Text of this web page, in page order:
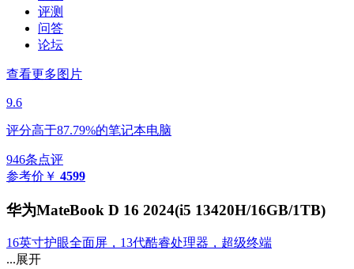
评测
问答
论坛
查看更多图片
9.6
评分高于87.79%的笔记本电脑
946条点评
参考价 ￥ 4599
华为MateBook D 16 2024(i5 13420H/16GB/1TB)
16英寸护眼全面屏，13代酷睿处理器，超级终端
...展开